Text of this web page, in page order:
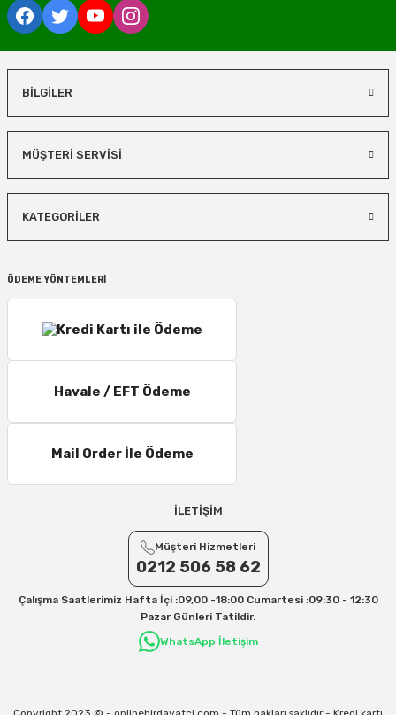
BİLGİLER
MÜŞTERİ SERVİSİ
KATEGORİLER
ÖDEME YÖNTEMLERİ
Havale / EFT Ödeme
Mail Order İle Ödeme
İLETİŞİM
Müşteri Hizmetleri
0212 506 58 62
Çalışma Saatlerimiz Hafta İçi :09,00 -18:00 Cumartesi :09:30 - 12:30
Pazar Günleri Tatildir.
WhatsApp İletişim